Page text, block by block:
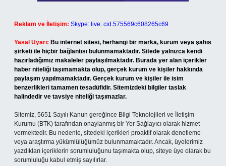
Reklam ve İletişim: Skype: live:.cid.575569c608265c69
Yasal Uyarı: Bu internet sitesi, herhangi bir marka, kurum veya şahıs
şirketi ile hiçbir bağlantısı bulunmamaktadır. Sitede yalnızca kendi
hazırladığımız makaleler paylaşılmaktadır. Burada yer alan içerikler
haber niteliği taşımamakta olup, gerçek kurum ve kişiler hakkında
paylaşım yapılmamaktadır. Gerçek kurum ve kişiler ile isim
benzerlikleri tamamen tesadüfidir. Sitemizdeki bilgiler taslak
halindedir ve tavsiye niteliği taşımazlar.
Sitemiz, 5651 Sayılı Kanun gereğince Bilgi Teknolojileri ve İletişim
Kurumu (BTK) tarafından onaylanmış bir Yer Sağlayıcı olarak hizmet
vermektedir. Bu nedenle, sitedeki içerikleri proaktif olarak denetleme
veya araştırma yükümlülüğümüz bulunmamaktadır. Ancak, üyelerimiz
yazdıkları içeriklerin sorumluluğunu taşımakta olup, siteye üye olarak bu
sorumluluğu kabul etmiş sayılırlar.